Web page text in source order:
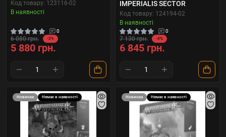
Код товару: 123116-02
В наявності
0
6 080 грн. -3%
5 880 грн.
IMPERIALIS SECTOR
Код товару: 124194-02
В наявності
0
7 130 грн. -4%
6 845 грн.
Новинка Немає в наявності Новинка Немає в наявності